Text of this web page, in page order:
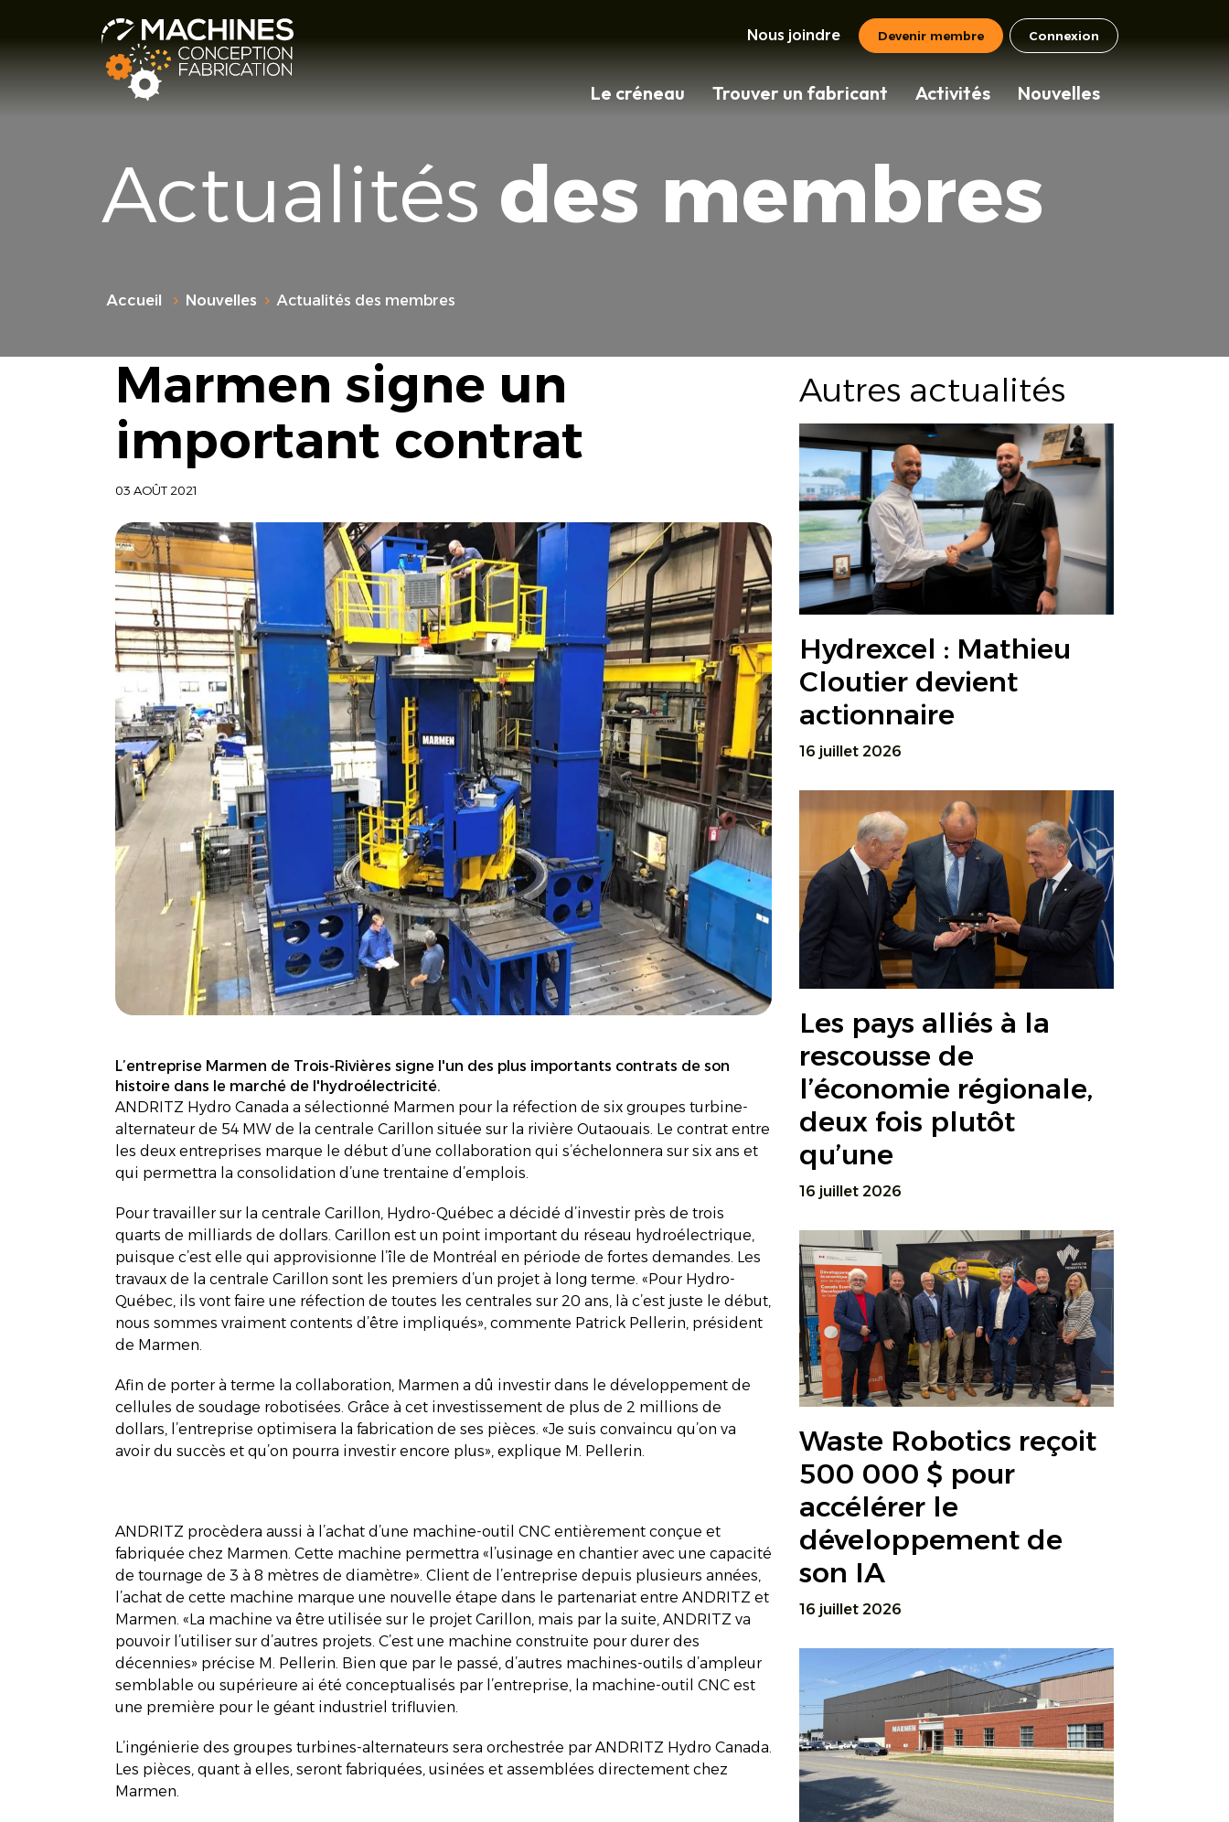
Nous joindre Devenir membre Connexion
Le créneau Trouver un fabricant Activités Nouvelles
Actualités des membres
Accueil Nouvelles Actualités des membres
Marmen signe un
important contrat
03 AOÛT 2021
L’entreprise Marmen de Trois-Rivières signe l'un des plus importants contrats de son
histoire dans le marché de l'hydroélectricité.
ANDRITZ Hydro Canada a sélectionné Marmen pour la réfection de six groupes turbine-
alternateur de 54 MW de la centrale Carillon située sur la rivière Outaouais. Le contrat entre
les deux entreprises marque le début d’une collaboration qui s’échelonnera sur six ans et
qui permettra la consolidation d’une trentaine d’emplois.
Pour travailler sur la centrale Carillon, Hydro-Québec a décidé d’investir près de trois
quarts de milliards de dollars. Carillon est un point important du réseau hydroélectrique,
puisque c’est elle qui approvisionne l’île de Montréal en période de fortes demandes. Les
travaux de la centrale Carillon sont les premiers d’un projet à long terme. «Pour Hydro-
Québec, ils vont faire une réfection de toutes les centrales sur 20 ans, là c’est juste le début,
nous sommes vraiment contents d’être impliqués», commente Patrick Pellerin, président
de Marmen.
Afin de porter à terme la collaboration, Marmen a dû investir dans le développement de
cellules de soudage robotisées. Grâce à cet investissement de plus de 2 millions de
dollars, l’entreprise optimisera la fabrication de ses pièces. «Je suis convaincu qu’on va
avoir du succès et qu’on pourra investir encore plus», explique M. Pellerin.
ANDRITZ procèdera aussi à l’achat d’une machine-outil CNC entièrement conçue et
fabriquée chez Marmen. Cette machine permettra «l’usinage en chantier avec une capacité
de tournage de 3 à 8 mètres de diamètre». Client de l’entreprise depuis plusieurs années,
l’achat de cette machine marque une nouvelle étape dans le partenariat entre ANDRITZ et
Marmen. «La machine va être utilisée sur le projet Carillon, mais par la suite, ANDRITZ va
pouvoir l’utiliser sur d’autres projets. C’est une machine construite pour durer des
décennies» précise M. Pellerin. Bien que par le passé, d’autres machines-outils d’ampleur
semblable ou supérieure ai été conceptualisés par l’entreprise, la machine-outil CNC est
une première pour le géant industriel trifluvien.
L’ingénierie des groupes turbines-alternateurs sera orchestrée par ANDRITZ Hydro Canada.
Les pièces, quant à elles, seront fabriquées, usinées et assemblées directement chez
Marmen.
Autres actualités
Hydrexcel : Mathieu
Cloutier devient
actionnaire
16 juillet 2026
Les pays alliés à la
rescousse de
l’économie régionale,
deux fois plutôt
qu’une
16 juillet 2026
Waste Robotics reçoit
500 000 $ pour
accélérer le
développement de
son IA
16 juillet 2026